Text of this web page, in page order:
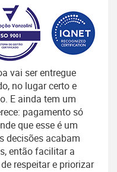
vai ser entregue
no lugar certo e
E ainda tem um
pagamento só
que esse é um
decisões acabam
então facilitar a
respeitar e priorizar